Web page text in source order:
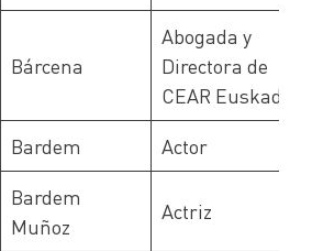
Bárcena
Abogada y
Directora de
CEAR Euskadi
Bardem Actor
Bardem
Muñoz
Actriz